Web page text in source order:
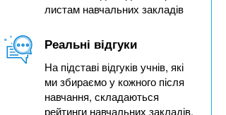
листам навчальних закладів
Реальні відгуки
На підставі відгуків учнів, які
ми збираємо у кожного після
навчання, складаються
рейтинги навчальних закладів,